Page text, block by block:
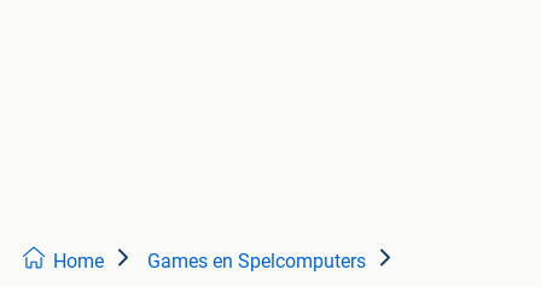
Home Games en Spelcomputers